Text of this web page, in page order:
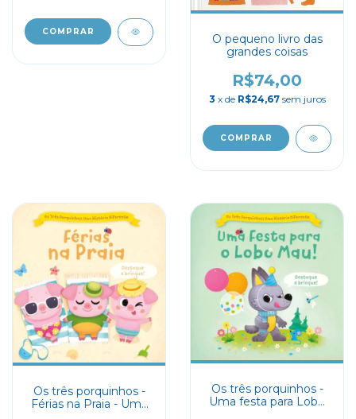
O pequeno livro das
grandes coisas
R$74,00
3 x de R$24,67 sem juros
Os três porquinhos -
Férias na Praia - Uma
Os três porquinhos -
Uma festa para Lobo